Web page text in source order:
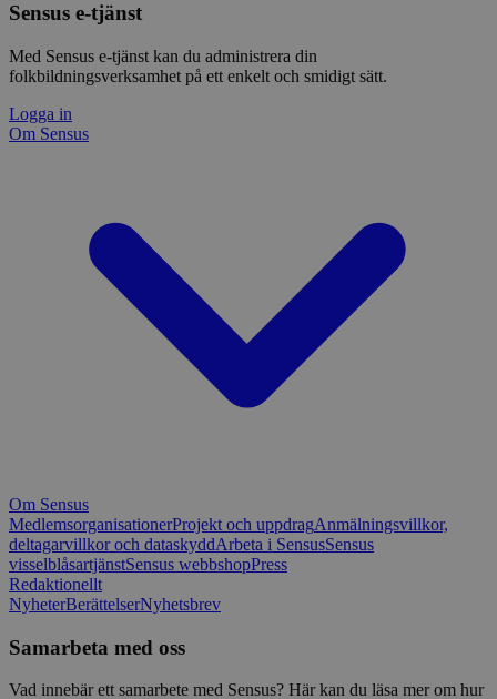
Sensus e-tjänst
Med Sensus e-tjänst kan du administrera din
folkbildningsverksamhet på ett enkelt och smidigt sätt.
Logga in
Om Sensus
Om Sensus
MedlemsorganisationerProjekt och uppdragAnmälningsvillkor,
deltagarvillkor och dataskyddArbeta i SensusSensus
visselblåsartjänstSensus webbshopPress
Redaktionellt
NyheterBerättelserNyhetsbrev
Samarbeta med oss
Vad innebär ett samarbete med Sensus? Här kan du läsa mer om hur